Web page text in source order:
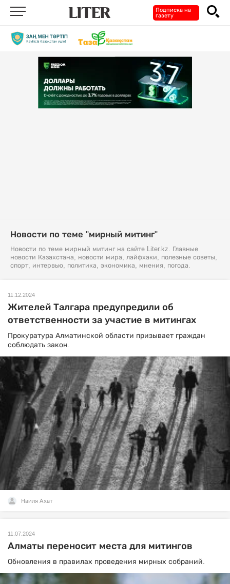
Подписка на
газету
Новости по теме "мирный митинг"
Новости по теме мирный митинг на сайте Liter.kz. Главные
новости Казахстана, новости мира, лайфхаки, полезные советы,
спорт, интервью, политика, экономика, мнения, погода.
11.12.2024
Жителей Талгара предупредили об
ответственности за участие в митингах
Прокуратура Алматинской области призывает граждан
соблюдать закон.
Наиля Ахат
11.07.2024
Алматы переносит места для митингов
Обновления в правилах проведения мирных собраний.